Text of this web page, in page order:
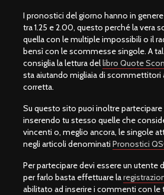
I pronostici del giorno hanno in
tra 1.25 e 2.00, questo perché la vera
quella con le multiple impossibili o il
bensì con le scommesse singole. A
consiglia la lettura dellibro Quote
sta aiutando migliaia di scommettitori
corretta.
Su questo sito puoi inoltre
inserendo tu stesso quelle che
vincenti o, meglio ancora, le singole
negli articoli denominati Pronostici
Per partecipare devi essere un utente
per farlo basta effettuare la
abilitato ad inserire i commenti con le